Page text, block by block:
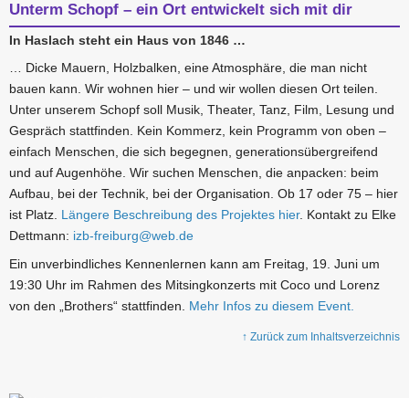
Unterm Schopf – ein Ort entwickelt sich mit dir
In Haslach steht ein Haus von 1846 …
… Dicke Mauern, Holzbalken, eine Atmosphäre, die man nicht
bauen kann. Wir wohnen hier – und wir wollen diesen Ort teilen.
Unter unserem Schopf soll Musik, Theater, Tanz, Film, Lesung und
Gespräch stattfinden. Kein Kommerz, kein Programm von oben –
einfach Menschen, die sich begegnen, generationsübergreifend
und auf Augenhöhe. Wir suchen Menschen, die anpacken: beim
Aufbau, bei der Technik, bei der Organisation. Ob 17 oder 75 – hier
ist Platz. Längere Beschreibung des Projektes hier. Kontakt zu Elke
Dettmann: izb-freiburg@web.de
Ein unverbindliches Kennenlernen kann am Freitag, 19. Juni um
19:30 Uhr im Rahmen des Mitsingkonzerts mit Coco und Lorenz
von den „Brothers“ stattfinden. Mehr Infos zu diesem Event.
↑ Zurück zum Inhaltsverzeichnis